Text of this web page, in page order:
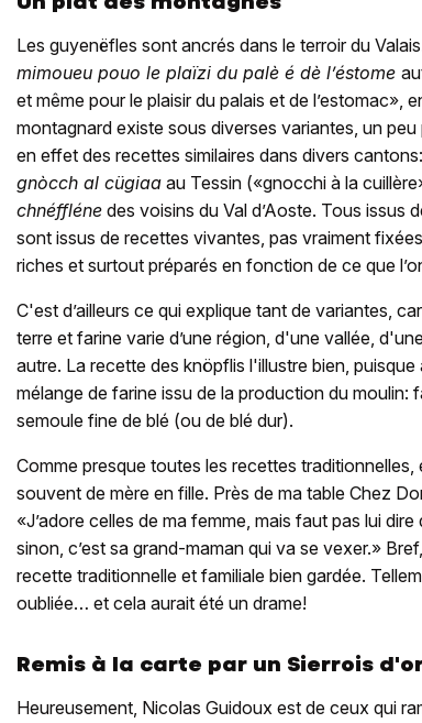
Les guyenëfles sont ancrés dans le terroir du
mimoueu pouo le plaïzi du palè é dè l’éstome
et même pour le plaisir du palais et de l’estomac»,
montagnard existe sous diverses variantes, un
en effet des recettes similaires dans divers
gnòcch al cügiaa au Tessin («gnocchi à la
chnéffléne des voisins du Val d’Aoste. Tous issus
sont issus de recettes vivantes, pas vraiment
riches et surtout préparés en fonction de ce que
C'est d’ailleurs ce qui explique tant de variantes,
terre et farine varie d’une région, d'une vallée,
autre. La recette des knöpflis l'illustre bien,
mélange de farine issu de la production du moulin:
semoule fine de blé (ou de blé dur).
Comme presque toutes les recettes traditionnelles,
souvent de mère en fille. Près de ma table Chez
«J’adore celles de ma femme, mais faut pas lui
sinon, c’est sa grand-maman qui va se vexer.»
recette traditionnelle et familiale bien gardée.
oubliée… et cela aurait été un drame!
Remis à la carte par un Sierrois
Heureusement, Nicolas Guidoux est de ceux qui